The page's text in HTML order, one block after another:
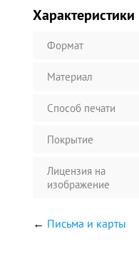
Характеристики
Формат
Материал
Способ печати
Покрытие
Лицензия на
изображение
← Письма и карты